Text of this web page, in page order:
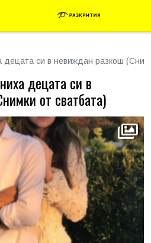
децата си в невиждан разкош
децата си в
от сватбата)